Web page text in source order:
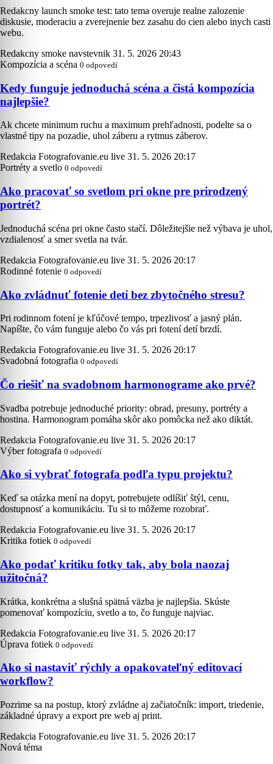
Redakcny launch smoke test: tato tema overuje realne zalozenie
diskusie, moderaciu a zverejnenie bez zasahu do cien alebo inych casti
webu.
Redakcny smoke navstevnik 31. 5. 2026 20:43
Kompozícia a scéna 0 odpovedí
Kedy funguje jednoduchá scéna a čistá kompozícia
najlepšie?
Ak chcete minimum ruchu a maximum prehľadnosti, podelte sa o
vlastné tipy na pozadie, uhol záberu a rytmus záberov.
Redakcia Fotografovanie.eu live 31. 5. 2026 20:17
Portréty a svetlo 0 odpovedí
Ako pracovať so svetlom pri okne pre prirodzený
portrét?
Jednoduchá scéna pri okne často stačí. Dôležitejšie než výbava je uhol,
vzdialenosť a smer svetla na tvár.
Redakcia Fotografovanie.eu live 31. 5. 2026 20:17
Rodinné fotenie 0 odpovedí
Ako zvládnuť fotenie detí bez zbytočného stresu?
Pri rodinnom fotení je kľúčové tempo, trpezlivosť a jasný plán.
Napíšte, čo vám funguje alebo čo vás pri fotení detí brzdí.
Redakcia Fotografovanie.eu live 31. 5. 2026 20:17
Svadobná fotografia 0 odpovedí
Čo riešiť na svadobnom harmonograme ako prvé?
Svadba potrebuje jednoduché priority: obrad, presuny, portréty a
hostina. Harmonogram pomáha skôr ako pomôcka než ako diktát.
Redakcia Fotografovanie.eu live 31. 5. 2026 20:17
Výber fotografa 0 odpovedí
Ako si vybrať fotografa podľa typu projektu?
Keď sa otázka mení na dopyt, potrebujete odlíšiť štýl, cenu,
dostupnosť a komunikáciu. Tu si to môžeme rozobrať.
Redakcia Fotografovanie.eu live 31. 5. 2026 20:17
Kritika fotiek 0 odpovedí
Ako podať kritiku fotky tak, aby bola naozaj
užitočná?
Krátka, konkrétna a slušná spätná väzba je najlepšia. Skúste
pomenovať kompozíciu, svetlo a to, čo funguje najviac.
Redakcia Fotografovanie.eu live 31. 5. 2026 20:17
Úprava fotiek 0 odpovedí
Ako si nastaviť rýchly a opakovateľný editovací
workflow?
Pozrime sa na postup, ktorý zvládne aj začiatočník: import, triedenie,
základné úpravy a export pre web aj print.
Redakcia Fotografovanie.eu live 31. 5. 2026 20:17
Nová téma